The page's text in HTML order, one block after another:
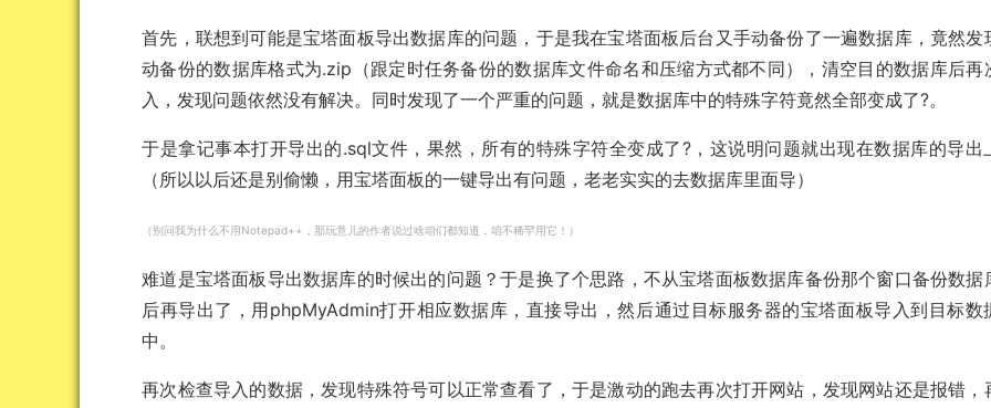
首先，联想到可能是宝塔面板导出数据库的问题，于是我在宝塔面板后台又手动备份了一遍数据库，竟然发
动备份的数据库格式为.zip（跟定时任务备份的数据库文件命名和压缩方式都不同），清空目的数据库后再
入，发现问题依然没有解决。同时发现了一个严重的问题，就是数据库中的特殊字符竟然全部变成了?。
于是拿记事本打开导出的.sql文件，果然，所有的特殊字符全变成了?，这说明问题就出现在数据库的导出
（所以以后还是别偷懒，用宝塔面板的一键导出有问题，老老实实的去数据库里面导）
（别问我为什么不用Notepad++，那玩意儿的作者说过啥咱们都知道，咱不稀罕用它！）
难道是宝塔面板导出数据库的时候出的问题？于是换了个思路，不从宝塔面板数据库备份那个窗口备份数据
后再导出了，用phpMyAdmin打开相应数据库，直接导出，然后通过目标服务器的宝塔面板导入到目标数
中。
再次检查导入的数据，发现特殊符号可以正常查看了，于是激动的跑去再次打开网站，发现网站还是报错，